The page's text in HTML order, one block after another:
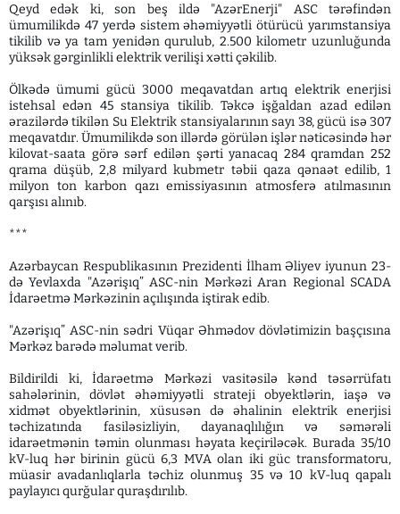
Qeyd edək ki, son beş ildə "AzərEnerji" ASC tərəfindən
ümumilikdə 47 yerdə sistem əhəmiyyətli ötürücü yarımstansiya
tikilib və ya tam yenidən qurulub, 2.500 kilometr uzunluğunda
yüksək gərginlikli elektrik verilişi xətti çəkilib.
Ölkədə ümumi gücü 3000 meqavatdan artıq elektrik enerjisi
istehsal edən 45 stansiya tikilib. Təkcə işğaldan azad edilən
ərazilərdə tikilən Su Elektrik stansiyalarının sayı 38, gücü isə 307
meqavatdır. Ümumilikdə son illərdə görülən işlər nəticəsində hər
kilovat-saata görə sərf edilən şərti yanacaq 284 qramdan 252
qrama düşüb, 2,8 milyard kubmetr təbii qaza qənaət edilib, 1
milyon ton karbon qazı emissiyasının atmosferə atılmasının
qarşısı alınıb.
***
Azərbaycan Respublikasının Prezidenti İlham Əliyev iyunun 23-
də Yevlaxda "Azərişıq” ASC-nin Mərkəzi Aran Regional SCADA
İdarəetmə Mərkəzinin açılışında iştirak edib.
"Azərişıq” ASC-nin sədri Vüqar Əhmədov dövlətimizin başçısına
Mərkəz barədə məlumat verib.
Bildirildi ki, İdarəetmə Mərkəzi vasitəsilə kənd təsərrüfatı
sahələrinin, dövlət əhəmiyyətli strateji obyektlərin, iaşə və
xidmət obyektlərinin, xüsusən də əhalinin elektrik enerjisi
təchizatında fasiləsizliyin, dayanaqlılığın və səmərəli
idarəetmənin təmin olunması həyata keçiriləcək. Burada 35/10
kV-luq hər birinin gücü 6,3 MVA olan iki güc transformatoru,
müasir avadanlıqlarla təchiz olunmuş 35 və 10 kV-luq qapalı
paylayıcı qurğular quraşdırılıb.